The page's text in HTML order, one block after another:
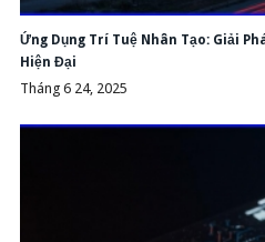
Ứng Dụng Trí Tuệ Nhân Tạo: Giải
Hiện Đại
Tháng 6 24, 2025